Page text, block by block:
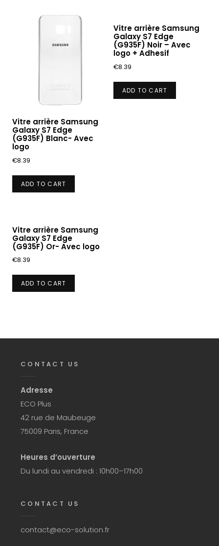
Vitre arrière Samsung
Galaxy S7 Edge
(G935F) Blanc- Avec
logo
€8.39
ADD TO CART
Vitre arrière Samsung
Galaxy S7 Edge
(G935F) Noir – Avec
logo + Adhesif
€8.39
ADD TO CART
Vitre arrière Samsung
Galaxy S7 Edge
(G935F) Or- Avec logo
€8.39
ADD TO CART
CONTACT US
Adresse
ECO Plus
42 rue de Maubeuge
75009 Paris, France
Heures d’ouverture
Du lundi au vendredi : 10h00–17h00
CONTACT US
contact@eco-solution.fr